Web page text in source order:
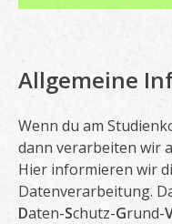
Allgemeine
Wenn du am
dann verarbeiten wir
Hier informieren wir
Datenverarbeitung.
Daten-Schutz-Grund-